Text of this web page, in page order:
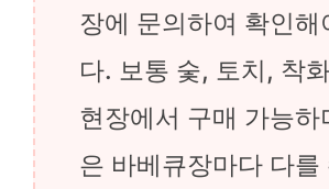
장에 문의하여 확인해
다. 보통 숯, 토치, 착
현장에서 구매 가능하
은 바베큐장마다 다를